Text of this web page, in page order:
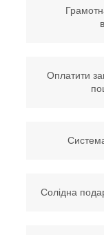
Оплатити
Солідна